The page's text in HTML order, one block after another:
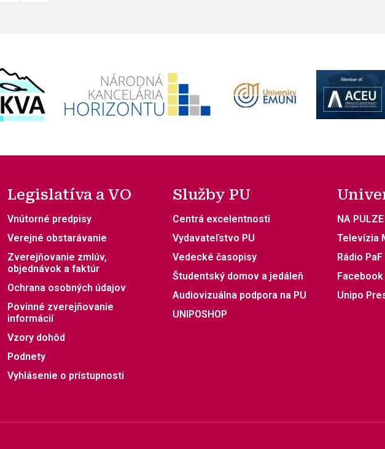
Legislatíva a VO
Vnútorné predpisy
Verejné obstarávanie
Zverejňovanie zmlúv,
objednávok a faktúr
Ochrana osobných údajov
Povinné zverejňovanie
informácií
Vzory dohôd
Podnety
Vyhlásenie o prístupnosti
Služby PU
Centrá excelentnosti
Vydavateľstvo PU
Vedecké časopisy
Študentský domov a jedáleň
Audiovizuálna podpora na PU
UNIPOSHOP
NA PULZE
Televízia
Rádio PaF
Facebook
Unipo